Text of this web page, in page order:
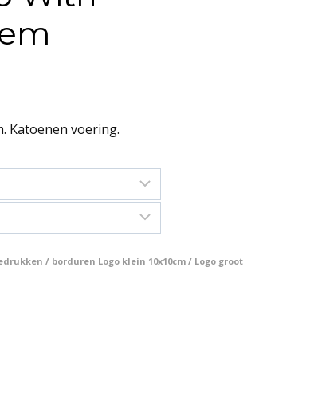
Katoenen voering.
/ borduren Logo klein 10x10cm / Logo groot